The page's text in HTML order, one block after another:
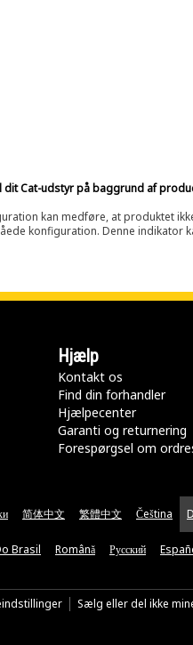
Cat-udstyr på baggrund af
kan medføre, at produktet
konfiguration. Denne indikator
Hjælp
Kontakt os
Find din forhandler
Hjælpecenter
Garanti og returnering
Forespørgsel om
简体中文 繁體中文 Čeština
Brasil Română Русский
Sælg eller del ikke